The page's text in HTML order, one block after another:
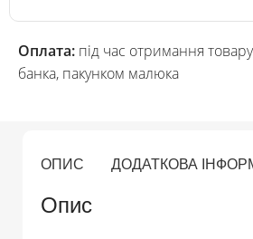
Оплата: під час отримання
банка, пакунком малюка
ОПИС ДОДАТКОВА
Опис